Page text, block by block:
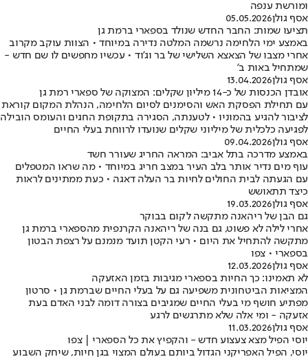
ומורשת ענפה
אסף גולן05.05.2026
תציעו שמות: החבר החדש שנולד בספארי ברמת גן
באמצע ימי הלחימה נרשמה המלטה נדירה במיוחד • הצוות עוקב מקרוב
אחרי מצבו של הצאצא השלישי של בר וג'וד • עכשיו מחפשים לו שם חדש -
שמתחיל באות ב'
אסף גולן13.04.2026
אובדן הכנסות של כ-14 מיליון שקלים: המצוקה של ספארי רמת גן
עם תחילת הפסקת האש והסימנים לסיום הלחימה, הנהלת המקום קוראת
לציבור להגיע בהמוניו • לטענתה, הסגירה בתקופת החגים והעומס הובילה
לפגיעה כלכלית של מיליוני שקלים שנועדו לרווחת בעלי החיים
אסף גולן09.04.2026
באמצע מדרכה בתל אביב: המראה החריג שעורר חשד
עוף מים נדיר אותר בלב העיר במצב חריג במיוחד • מה שראו המטפלים
עם הגעתה לבית החולים לחיות בר העלה דאגה • כעת ממתינים לראות
כיצד תתאושש
אסף גולן19.03.2026
גם הבן של ריהאנה מתקשה לקום בבוקר
אחרי לילה לא פשוט, גם בנה של ריהאנה הקרנפית מהספארי ברמת גן
מתקשה להתחיל את היום • רעי הקטן תועד מנמנם על רצפת הבטון
בספארי • צפו
אסף גולן12.03.2026
לא תאמינו: כך החיות בספארי מגיבות בזמן האזעקה
המציאות הביטחונית משפיעה גם על בעלי החיים שברמת גן • סרטון
מפתיע חושף מי בעלי החיים שמגיבים בצורה דומה לבני האדם בעת
אזעקה - ומי אלה שלא מתרגשים לרגע
אסף גולן11.03.2026
יוסי הפיל מצא צעצוע חדש - והקפיץ את כל הספארי | צפו
יוסי, הפיל האפריקני הגדול ביותם בעולם המצוי בגן חיות, שיחק השבוע